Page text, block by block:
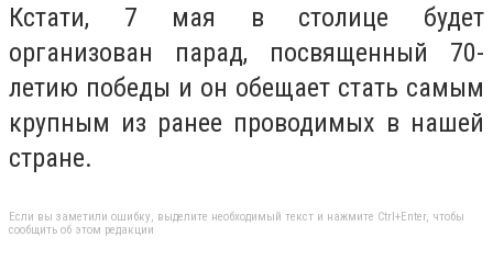
Кстати, 7 мая в столице будет
организован парад, посвященный 70-
летию победы и он обещает стать самым
крупным из ранее проводимых в нашей
стране.
Если вы заметили ошибку, выделите необходимый текст и нажмите Ctrl+Enter, чтобы
сообщить об этом редакции